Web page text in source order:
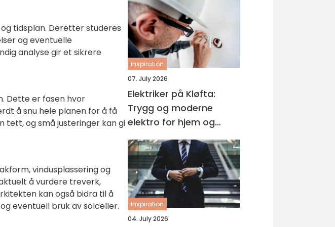
tidsplan. Deretter studeres
og eventuelle
analyse gir et sikrere
Dette er fasen hvor
å snu hele planen for å få
tett, og små justeringer kan gi
vindusplassering og
å vurdere treverk,
kan også bidra til å
eventuell bruk av solceller.
inspiration
07. July 2026
Elektriker på Kløfta:
Trygg og moderne
elektro for hjem og
bedrift
inspiration
04. July 2026